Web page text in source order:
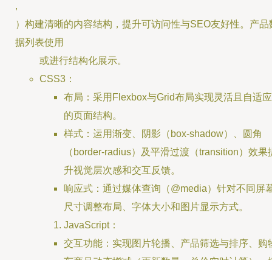
,
）构建清晰的内容结构，提升可访问性与SEO友好性。产品
据列表使用
或进行结构化展示。
CSS3：
布局：采用Flexbox与Grid布局实现灵活且自适应
的页面结构。
样式：运用渐变、阴影（box-shadow）、圆角
（border-radius）及平滑过渡（transition）效果
升视觉层次感和交互反馈。
响应式：通过媒体查询（@media）针对不同屏
尺寸调整布局、字体大小和图片显示方式。
JavaScript：
交互功能：实现图片轮播、产品筛选与排序、购